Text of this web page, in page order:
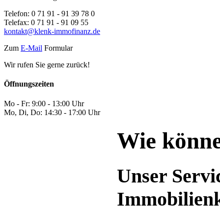
Telefon: 0 71 91 - 91 39 78 0
Telefax: 0 71 91 - 91 09 55
kontakt@klenk-immofinanz.de
Zum E-Mail Formular
Wir rufen Sie gerne zurück!
Öffnungszeiten
Mo - Fr: 9:00 - 13:00 Uhr
Mo, Di, Do: 14:30 - 17:00 Uhr
Wie
Unser